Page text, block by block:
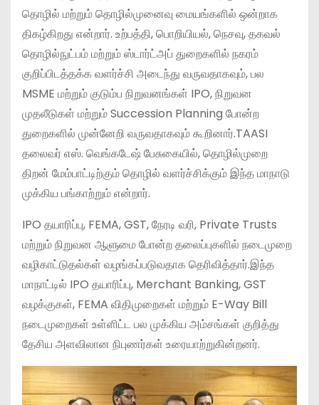
தொழில் மற்றும் தொழில்முனைவு மையங்களில் ஒன்றாக
திகழ்கிறது என்றார். உற்பத்தி, பொறியியல், நெசவு, தகவல்
தொழில்நுட்பம் மற்றும் ஸ்டார்ட்அப் துறைகளில் நகரம்
குறிப்பிடத்தக்க வளர்ச்சி அடைந்து வருவதாகவும், பல
MSME மற்றும் குடும்ப நிறுவனங்கள் IPO, நிறுவன
முதலீடுகள் மற்றும் Succession Planning போன்ற
துறைகளில் முன்னேறி வருவதாகவும் கூறினார்.TAASI
தலைவர் எஸ். வெங்கடேஷ் பேசுகையில், தொழில்முறை
திறன் மேம்பாட்டிற்கும் தொழில் வளர்ச்சிக்கும் இந்த மாநாடு
முக்கிய பங்காற்றும் என்றார்.
IPO தயாரிப்பு, FEMA, GST, நேரடி வரி, Private Trusts
மற்றும் நிறுவன ஆளுமை போன்ற தலைப்புகளில் நடைமுறை
வழிகாட்டுதல்கள் வழங்கப்படுவதாக தெரிவித்தார்.இந்த
மாநாட்டில் IPO தயாரிப்பு, Merchant Banking, GST
வழக்குகள், FEMA விதிமுறைகள் மற்றும் E-Way Bill
நடைமுறைகள் உள்ளிட்ட பல முக்கிய அம்சங்கள் குறித்து
தேசிய அளவிலான நிபுணர்கள் உரையாற்றுகின்றனர்.